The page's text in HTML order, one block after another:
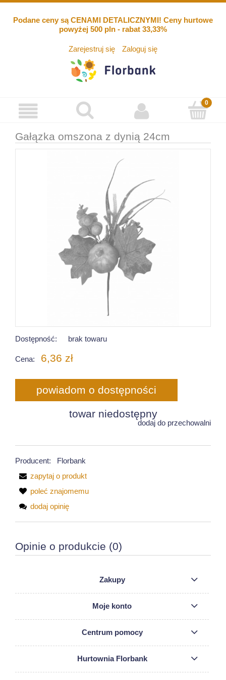
Podane ceny są CENAMI DETALICZNYMI! Ceny hurtowe
powyżej 500 pln - rabat 33,33%
Zarejestruj się Zaloguj się
Gałązka omszona z dynią 24cm
Dostępność: brak towaru
Cena: 6,36 zł
powiadom o dostępności
towar niedostępny
dodaj do przechowalni
Producent:
Florbank
zapytaj o produkt
poleć znajomemu
dodaj opinię
Opinie o produkcie (0)
Zakupy
Moje konto
Centrum pomocy
Hurtownia Florbank